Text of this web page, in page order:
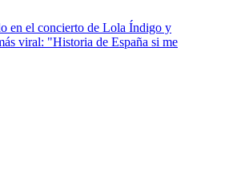
en el concierto de Lola Índigo y
viral: "Historia de España si me